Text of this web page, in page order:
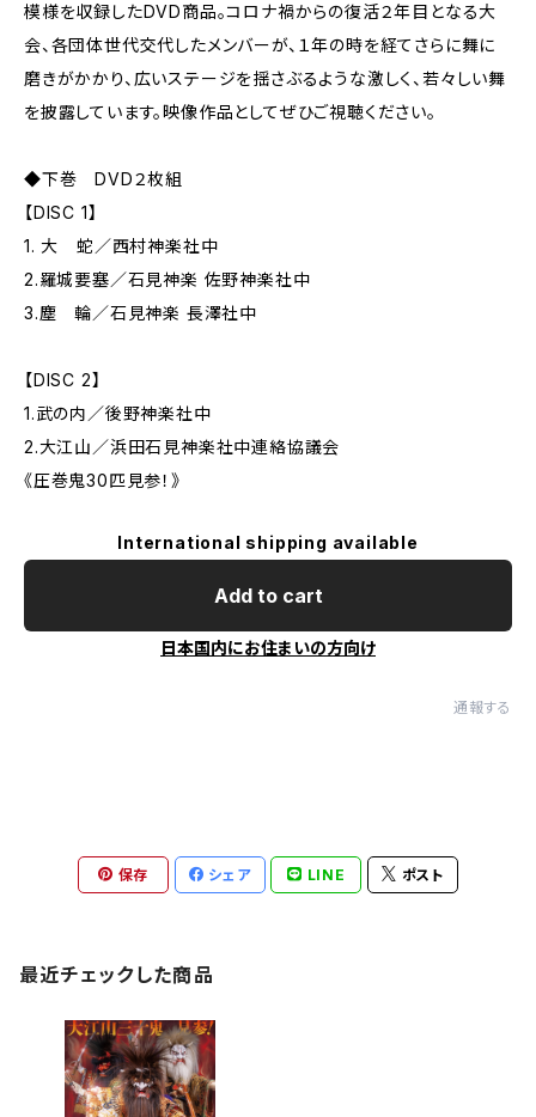
模様を収録したDVD商品。コロナ禍からの復活２年目となる大
会、各団体世代交代したメンバーが、１年の時を経てさらに舞に
磨きがかかり、広いステージを揺さぶるような激しく、若々しい舞
を披露しています。映像作品としてぜひご視聴ください。
◆下巻 DVD２枚組
【DISC 1】
1. 大 蛇／西村神楽社中
2.羅城要塞／石見神楽 佐野神楽社中
3.塵 輪／石見神楽 長澤社中
【DISC 2】
1.武の内／後野神楽社中
2.大江山／浜田石見神楽社中連絡協議会
《圧巻鬼30匹見参！》
International shipping available
Add to cart
日本国内にお住まいの方向け
通報する
保存 シェア LINE ポスト
最近チェックした商品